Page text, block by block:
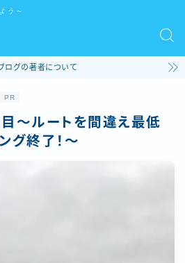
う～
ログの著者について
PR
～ルートを間違え最低
グ終了！～